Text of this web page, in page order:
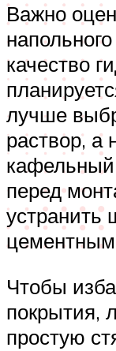
Важно
качество
лучше
раствор, а
кафельный
перед
устранить
Чтобы
покрытия,
простую